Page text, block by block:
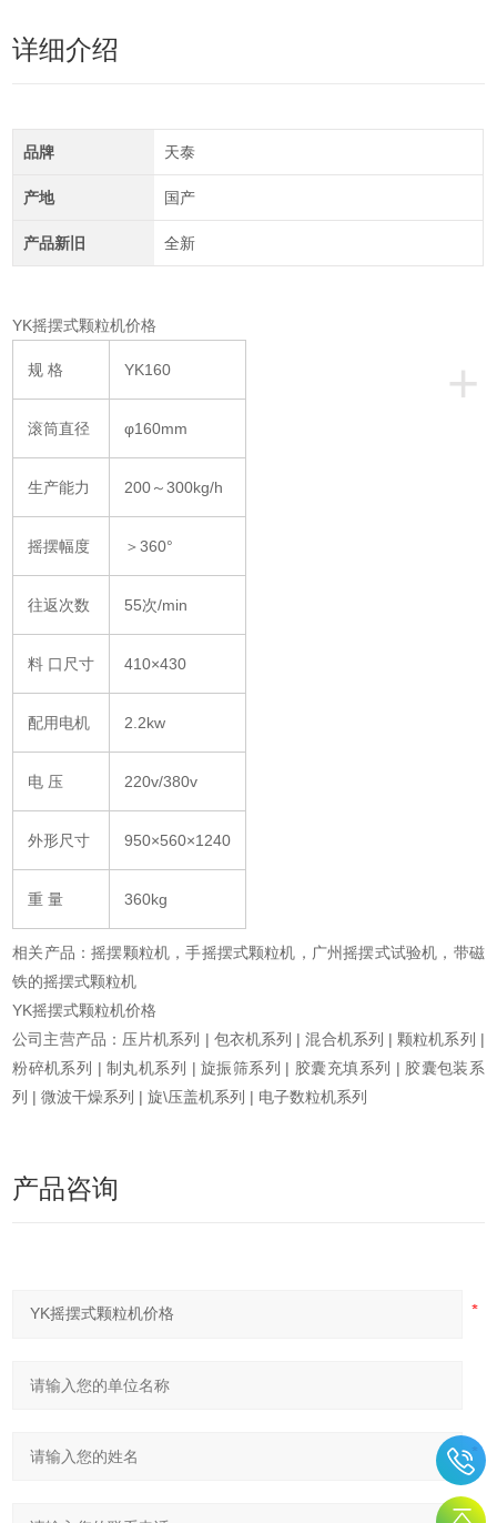
详细介绍
品牌 天泰
产地 国产
产品新旧 全新
YK摇摆式颗粒机价格
+
规 格 YK160
滚筒直径 φ160mm
生产能力 200～300kg/h
摇摆幅度 ＞360°
往返次数 55次/min
料 口尺寸 410×430
配用电机 2.2kw
电 压 220v/380v
外形尺寸 950×560×1240
重 量 360kg
相关产品：摇摆颗粒机，手摇摆式颗粒机，广州摇摆式试验机，带磁
铁的摇摆式颗粒机
YK摇摆式颗粒机价格
公司主营产品：压片机系列 | 包衣机系列 | 混合机系列 | 颗粒机系列 |
粉碎机系列 | 制丸机系列 | 旋振筛系列 | 胶囊充填系列 | 胶囊包装系
列 | 微波干燥系列 | 旋\压盖机系列 | 电子数粒机系列
产品咨询